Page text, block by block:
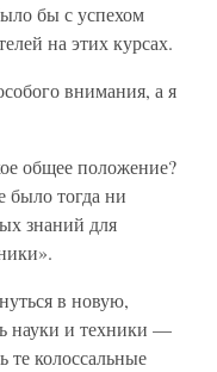
бы с успехом
на этих курсах.
внимания, а я
общее положение?
было тогда ни
знаний для
в новую,
науки и техники —
колоссальные